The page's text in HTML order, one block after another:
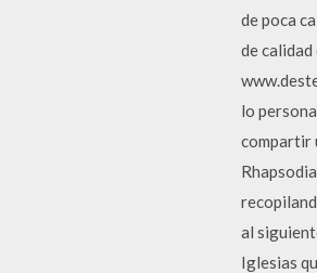
de poca
de
lo
compartir
al
Iglesias